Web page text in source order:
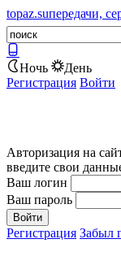
topaz.suпередачи,
Ночь
День
Регистрация Войти
Авторизация на
введите свои
Ваш логин
Ваш пароль
Регистрация Забыл